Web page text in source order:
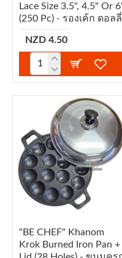
Lace Size 3.5", 4.5" Or
(250 Pc) - รองเค้ก ดอลลี่
NZD 4.50
"BE CHEF" Khanom
Krok Burned Iron Pan +